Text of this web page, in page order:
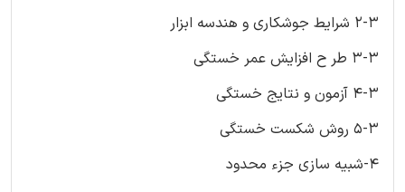
2-3 شرایط جوشکاری و هندسه ابزار
3-3 طر ح افزایش عمر خستگی
4-3 آزمون و نتایج خستگی
5-3 روش شکست خستگی
4-شبیه سازی جزء محدود